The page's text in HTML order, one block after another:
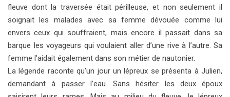
fleuve dont la traversée était périlleuse, et non seulement il
soignait les malades avec sa femme dévouée comme lui
envers ceux qui souffraient, mais encore il passait dans sa
barque les voyageurs qui voulaient aller d’une rive à l’autre. Sa
femme l’aidait également dans son métier de nautonier.
La légende raconte qu’un jour un lépreux se présenta à Julien,
demandant à passer l’eau. Sans hésiter les deux époux